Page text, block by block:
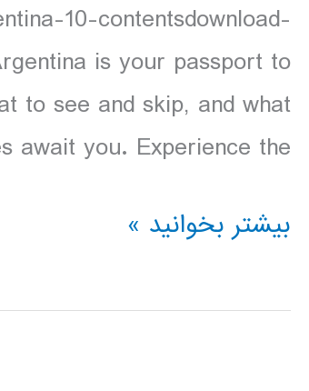
10-contentsdownload-
is your passport to
to see and skip, and what
await you. Experience the […]
دانلود
آرژانتین
بیشتر بخوانید »